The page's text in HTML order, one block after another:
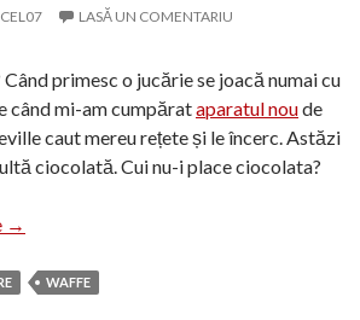
LASĂ UN COMENTARIU
primesc o jucărie se joacă numai cu
când mi-am cumpărataparatul noude
caut mereu rețete și le încerc. Astăzi
ciocolată. Cui nu-i place ciocolata?
Waffe ciocolătoase
→
WAFFE